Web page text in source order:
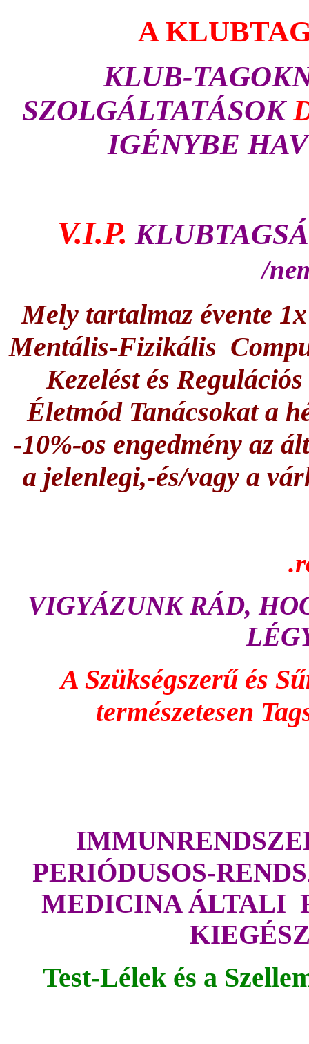
A
KLUB-
SZOLGÁLTATÁSOK
IGÉNYBE
V.I.P.
/
Mely tartalmaz évente
Mentális-Fizikális
Kezelést és
Életmód Tanácsokat a
-10%-os engedmény az
a jelenlegi,-és/vagy a
VIGYÁZUNK RÁD,
A Szükségszerű és
természetesen
PERIÓDUSOS-
MEDICINA ÁLTALI
Test-Lélek és a